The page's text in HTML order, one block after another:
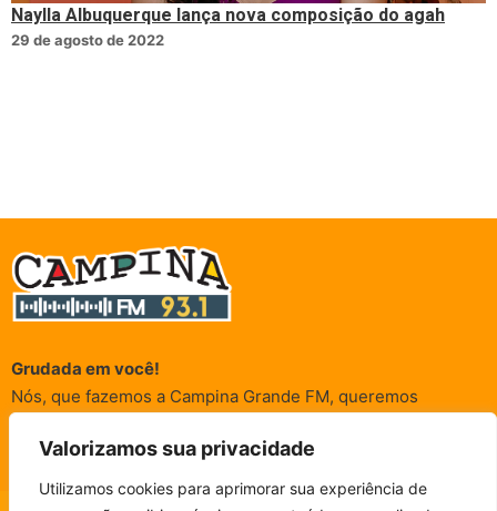
Valorizamos sua privacidade
Utilizamos cookies para aprimorar sua experiência de
Naylla Albuquerque lança nova composição do agah
29 de agosto de 2022
Grudada em você!
Nós, que fazemos a Campina Grande FM, queremos
acompanham sempre. É para vocês que a Rádio existe e por
vocês que as informações (informativas, de entretenimento,